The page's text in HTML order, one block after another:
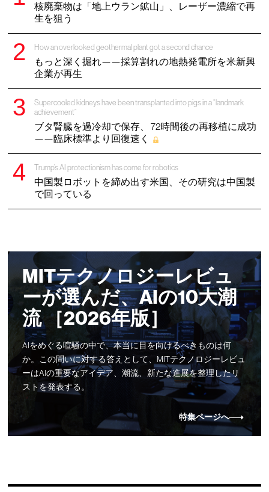
核廃棄物は「地上ウラン鉱山」、レーザー濃縮で再
生を狙う
How an overlooked geothermal plant got a second chance
もっと深く掘れ——採算割れの地熱発電所を米新興
企業が再生
Supercooled kidneys have been transplanted into pigs in a “landmark
achievement”
ブタ腎臓を過冷却で保存、 72時間後の再移植に成功
——臨床標準より回復速く
Trump’s AI protectionism has come for robotics
中国製ロボットを締め出す米国、その研究は中国製
で回っている
MITテクノロジーレビュ
ーが選んだ、AIの10大潮
流 ［2026年版］
AIをめぐる喧騒の中で、本当に目を向けるべきものは何
か。この問いに対する答えとして、MITテクノロジーレビュ
ーはAIの重要なアイデア、潮流、新たな進展を整理したリ
ストを発表する。
特集ページへ